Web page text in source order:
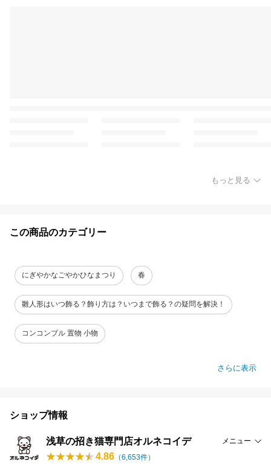
もっと見る
この商品のカテゴリー
にぎやかなごやかひなまつり 春
雛人形はいつ飾る？飾り方は？いつまで飾る？の疑問を解決！
コンコンブル 置物 小物
さらに表示
ショップ情報
浅草の招き猫専門店オルネコイデ メニュー
4.86 （6,653件）